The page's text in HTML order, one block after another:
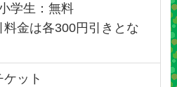
学生：無料
金は各300円引きとな
ケット